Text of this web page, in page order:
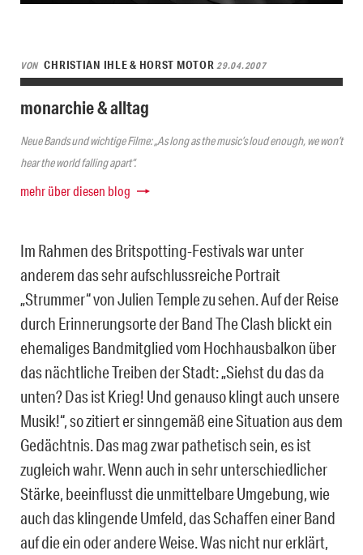
VON CHRISTIAN IHLE & HORST MOTOR29.04.2007
monarchie & alltag
Neue Bands und wichtige Filme: „As long as the music’s loud enough, we won’t
hear the world falling apart“.
mehr über diesen blog
Im Rahmen des Britspotting-Festivals war unter
anderem das sehr aufschlussreiche Portrait
„Strummer“ von Julien Temple zu sehen. Auf der Reise
durch Erinnerungsorte der Band The Clash blickt ein
ehemaliges Bandmitglied vom Hochhausbalkon über
das nächtliche Treiben der Stadt: „Siehst du das da
unten? Das ist Krieg! Und genauso klingt auch unsere
Musik!“, so zitiert er sinngemäß eine Situation aus dem
Gedächtnis. Das mag zwar pathetisch sein, es ist
zugleich wahr. Wenn auch in sehr unterschiedlicher
Stärke, beeinflusst die unmittelbare Umgebung, wie
auch das klingende Umfeld, das Schaffen einer Band
auf die ein oder andere Weise. Was nicht nur erklärt,